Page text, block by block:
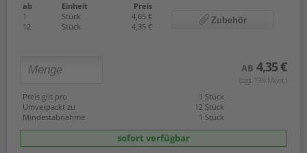
ab Einheit
Preis
1
Stück
4,65 €
12
Stück 4,35 €
Zubehör
AB 4,35 €
(zzgl. 19% Mwst.)
Preis gilt pro
1 Stück
Umverpackt zu
12 Stück
Mindestabnahme
1 Stück
sofort verfügbar